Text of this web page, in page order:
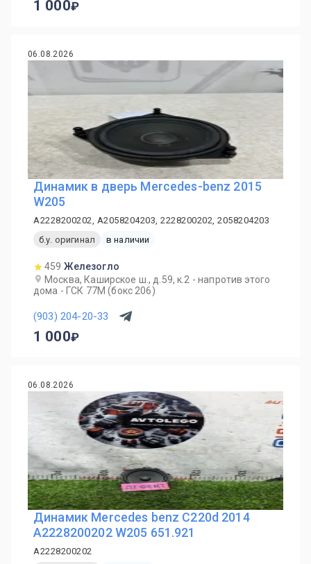
1 000
06.08.2026
Динамик в дверь Mercedes-benz 2015
W205
A2228200202, A2058204203, 2228200202, 2058204203
б.у. оригинал
в наличии
459 Железогло
Москва, Каширское ш., д.59, к.2 - напротив этого
дома - ГСК 77М (бокс 206)
(903) 204-20-33
1 000
06.08.2026
Динамик Mercedes benz C220d 2014
A2228200202 W205 651.921
A2228200202